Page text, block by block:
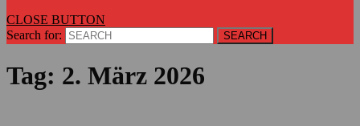
CLOSE BUTTON
Search for:
Tag: 2. März 2026